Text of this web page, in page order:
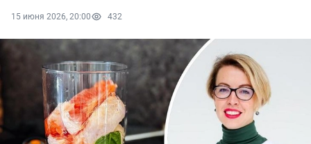
15 июня 2026, 20:00 432